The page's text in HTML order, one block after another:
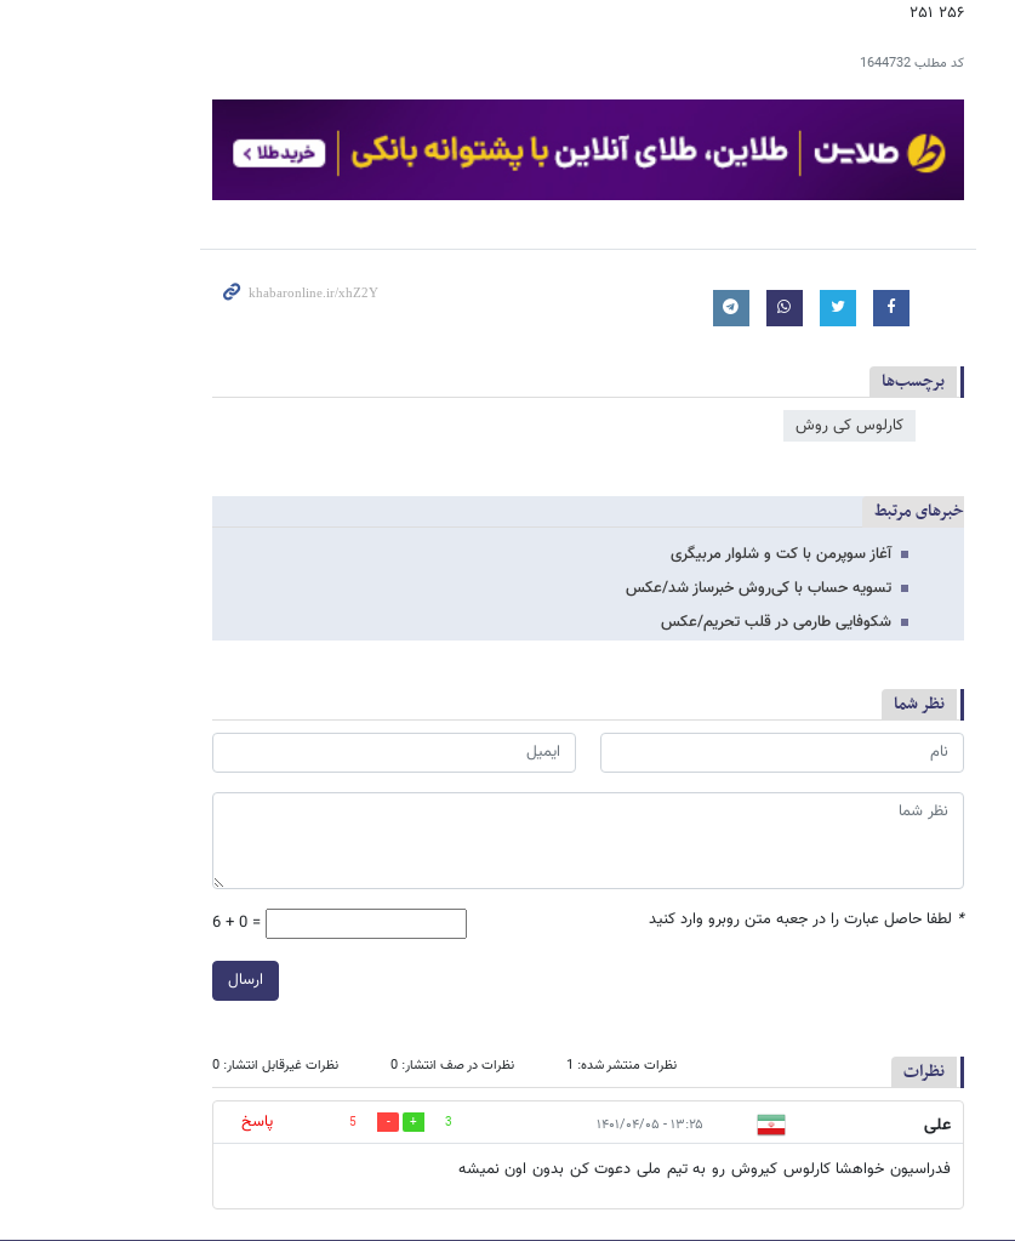
۲۵۶ ۲۵۱
کد مطلب1644732
برچسب‌ها
کارلوس کی روش
خبرهای مرتبط
آغاز سوپرمن با کت و شلوار مربیگری
تسویه حساب با کی‌روش خبرساز شد/عکس
شکوفایی طارمی در قلب تحریم/عکس
نظر شما
* لطفا حاصل عبارت را در جعبه متن روبرو وارد کنید 6 + 0 =
ارسال
نظرات نظرات منتشر شده: 1 نظرات در صف انتشار: 0 نظرات غیرقابل انتشار: 0
علی ۱۳:۲۵ - ۱۴۰۱/۰۴/۰۵ 3
5
پاسخ
فدراسیون خواهشا کارلوس کیروش رو به تیم ملی دعوت کن بدون اون نمیشه